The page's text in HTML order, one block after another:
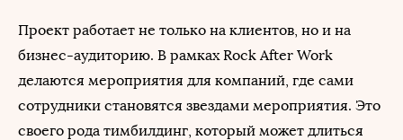
Проект работает не только на клиентов, но и на
бизнес-аудиторию. В рамках Rock After Work
делаются мероприятия для компаний, где сами
сотрудники становятся звездами мероприятия. Это
своего рода тимбилдинг, который может длиться